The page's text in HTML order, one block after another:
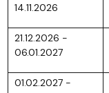
14.11.2026
21.12.2026 -
06.01.2027
01.02.2027 -